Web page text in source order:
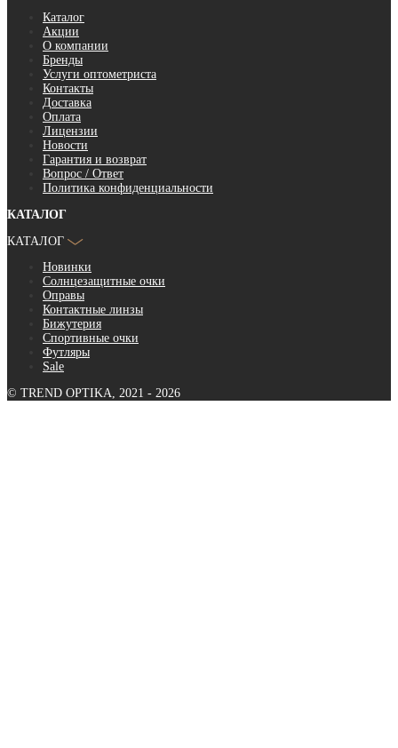
Каталог
Акции
О компании
Бренды
Услуги оптометриста
Контакты
Доставка
Оплата
Лицензии
Новости
Гарантия и возврат
Вопрос / Ответ
Политика конфиденциальности
КАТАЛОГ
КАТАЛОГ
Новинки
Солнцезащитные очки
Оправы
Контактные линзы
Бижутерия
Спортивные очки
Футляры
Sale
© TREND OPTIKA, 2021 - 2026